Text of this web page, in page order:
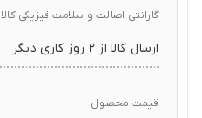
گارانتی اصالت و سلامت فیزیکی کالا
ارسال کالا از ۲ روز کاری دیگر
قیمت محصول